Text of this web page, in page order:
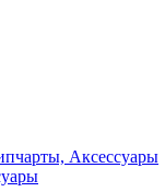
Аксессуары